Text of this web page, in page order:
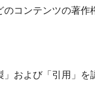
コンテンツの著
および「引用」